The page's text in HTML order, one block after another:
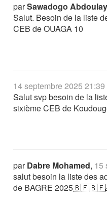
parSawadogo
Salut. Besoin de la liste
CEB de OUAGA 10
14 septembre 2025 21:39
Salut svp besoin de la
sixième CEB de
parDabre Mohamed, 15
salut besoin la liste des
de BAGRE